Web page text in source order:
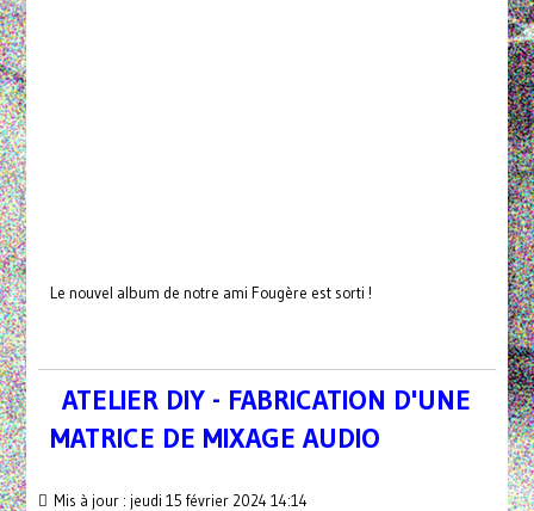
Le nouvel album de notre ami Fougère est sorti !
ATELIER DIY - FABRICATION D'UNE
MATRICE DE MIXAGE AUDIO
Mis à jour : jeudi 15 février 2024 14:14